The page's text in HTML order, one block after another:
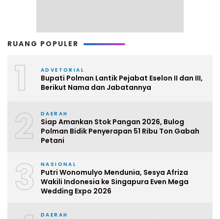
RUANG POPULER
1 ADVETORIAL
Bupati Polman Lantik Pejabat Eselon II dan III,
Berikut Nama dan Jabatannya
2 DAERAH
Siap Amankan Stok Pangan 2026, Bulog
Polman Bidik Penyerapan 51 Ribu Ton Gabah
Petani
3 NASIONAL
Putri Wonomulyo Mendunia, Sesya Afriza
Wakili Indonesia ke Singapura Even Mega
Wedding Expo 2026
DAERAH